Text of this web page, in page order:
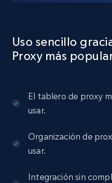
Uso sencillo
Proxy más
El tablero de proxy
usar.
Organización de
usar.
Integración sin